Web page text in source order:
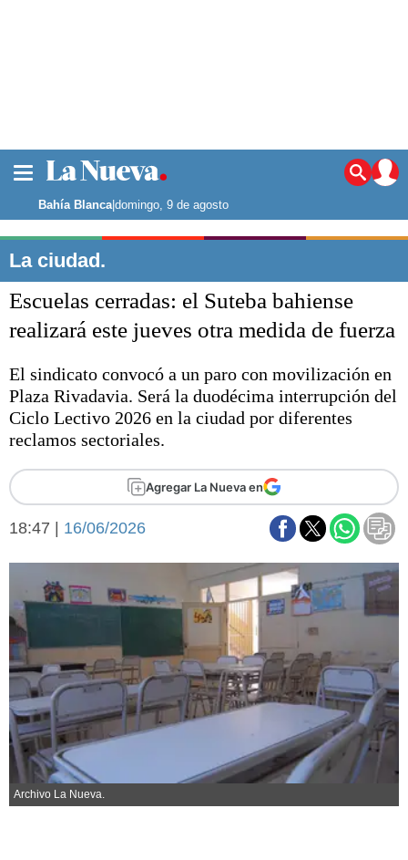
Noticias
La ciudad
Punta Alta
El mundo
Deportes
Escenario Olímpico
Liga del Sur
Básquetbol
Federal A
Arte y cultura
Aplausos
Economía y finanzas
Con el campo
Espacio empresas
Sociedad y tiempo
libre
Sociedad
Tecnología
Turismo
Salud
Es viral
El tiempo
Fúnebres
Clasificados
Bahía Blanca|domingo, 9 de agosto
La ciudad.
Escuelas cerradas: el Suteba bahiense
realizará este jueves otra medida de fuerza
El sindicato convocó a un paro con movilización en
Plaza Rivadavia. Será la duodécima interrupción del
Ciclo Lectivo 2026 en la ciudad por diferentes
reclamos sectoriales.
Agregar La Nueva en
18:47 | 16/06/2026
Archivo La Nueva.